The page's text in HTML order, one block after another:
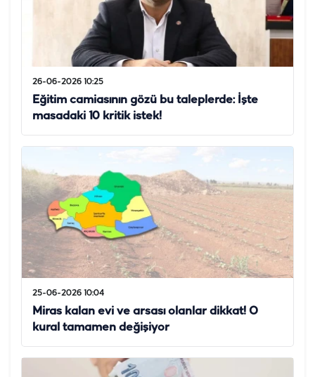
26-06-2026 10:25
Eğitim camiasının gözü bu taleplerde: İşte
masadaki 10 kritik istek!
25-06-2026 10:04
Miras kalan evi ve arsası olanlar dikkat! O
kural tamamen değişiyor